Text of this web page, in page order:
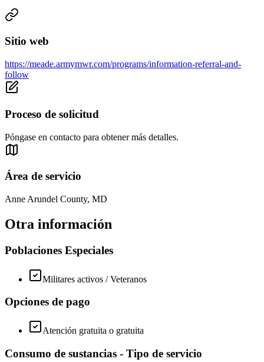
Sitio web
https://meade.armymwr.com/programs/information-referral-and-
follow
Proceso de solicitud
Póngase en contacto para obtener más detalles.
Área de servicio
Anne Arundel County, MD
Otra información
Poblaciones Especiales
Militares activos / Veteranos
Opciones de pago
Atención gratuita o gratuita
Consumo de sustancias - Tipo de servicio